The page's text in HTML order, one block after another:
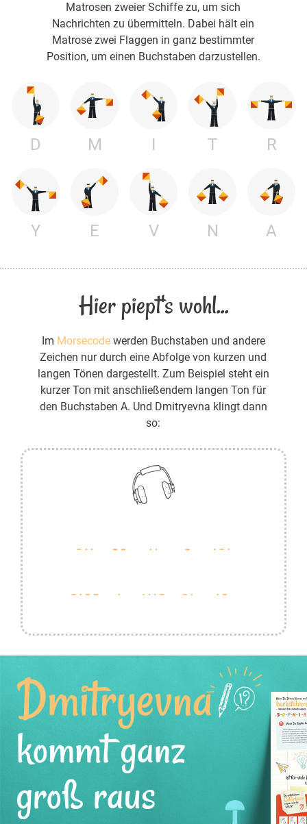
Matrosen zweier Schiffe zu, um sich
Nachrichten zu übermitteln. Dabei hält ein
Matrose zwei Flaggen in ganz bestimmter
Position, um einen Buchstaben darzustellen.
D M I T R
Y E V N A
Hier piept's wohl...
Im Morsecodewerden Buchstaben und andere
Zeichen nur durch eine Abfolge von kurzen und
langen Tönen dargestellt. Zum Beispiel steht ein
kurzer Ton mit anschließendem langen Ton für
den Buchstaben A. Und Dmitryevna klingt dann
so:
Dmitryevna
kommt ganz
groß raus